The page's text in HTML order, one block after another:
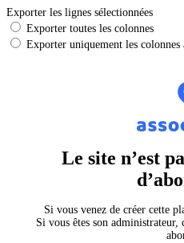
Exporter les lignes sélectionnées
Exporter toutes les colonnes
Exporter uniquement les colonnes
Le site n’est
Si vous venez de créer cette
Si vous êtes son